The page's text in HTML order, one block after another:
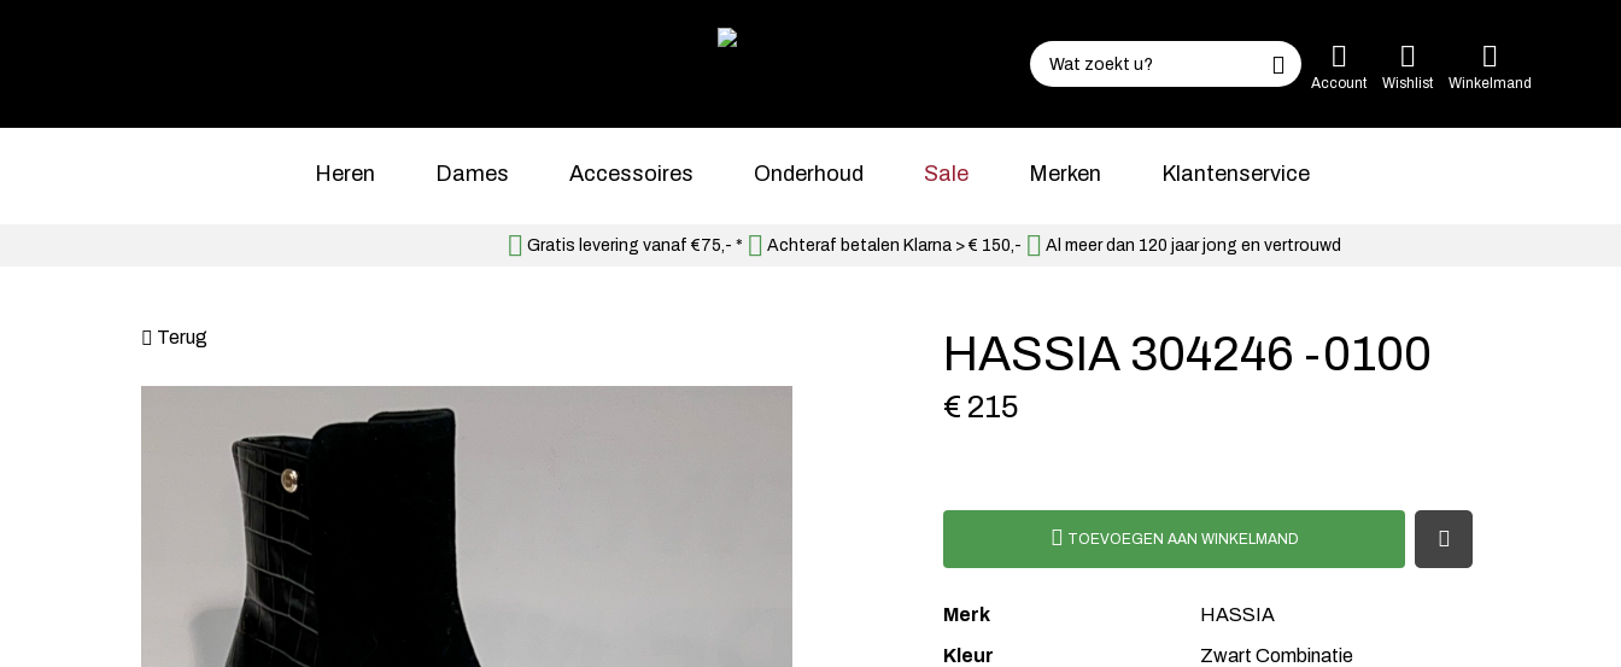
Account Wishlist Winkelmand
Heren Dames Accessoires Onderhoud Sale Merken Klantenservice
Gratis levering vanaf €75,- * Achteraf betalen Klarna > € 150,- Al meer dan 120 jaar jong en vertrouwd
Terug HASSIA 304246 -0100
€ 215
TOEVOEGEN AAN WINKELMAND
Merk
HASSIA
Kleur
Zwart Combinatie